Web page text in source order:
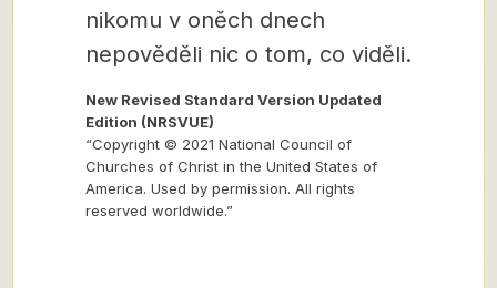
nikomu v oněch dnech
nepověděli nic o tom, co viděli.
New Revised Standard Version Updated
Edition (NRSVUE)
“Copyright © 2021 National Council of
Churches of Christ in the United States of
America. Used by permission. All rights
reserved worldwide.”